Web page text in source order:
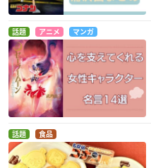
話題 アニメ マンガ
話題 食品